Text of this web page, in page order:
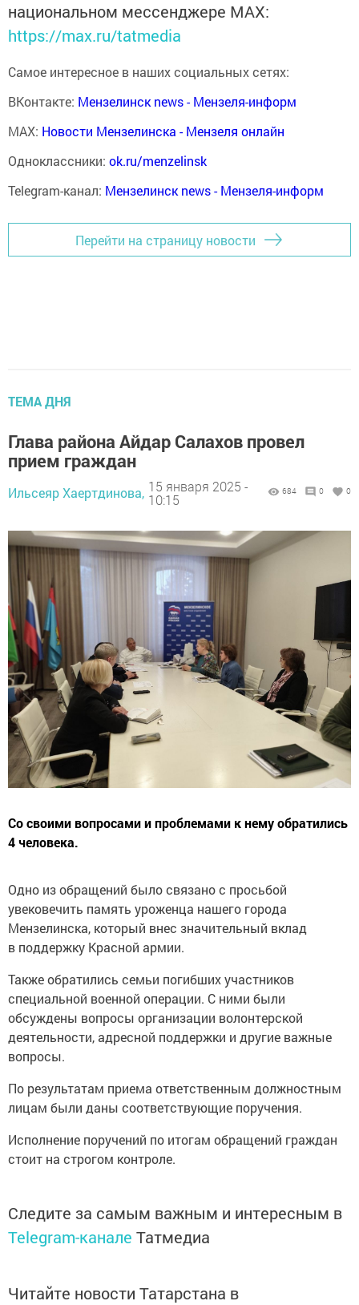
национальном мессенджере MАХ:
https://max.ru/tatmedia
Самое интересное в наших социальных сетях:
ВКонтакте: Мензелинск news - Мензеля-информ
MAX: Новости Мензелинска - Мензеля онлайн
Одноклассники: ok.ru/menzelinsk
Telegram-канал: Мензелинск news - Мензеля-информ
Перейти на страницу новости
ТЕМА ДНЯ
Глава района Айдар Салахов провел
прием граждан
Ильсеяр Хаертдинова, 15 января 2025 -
10:15
684 0 0
Со своими вопросами и проблемами к нему обратились
4 человека.
Одно из обращений было связано с просьбой
увековечить память уроженца нашего города
Мензелинска, который внес значительный вклад
в поддержку Красной армии.
Также обратились семьи погибших участников
специальной военной операции. С ними были
обсуждены вопросы организации волонтерской
деятельности, адресной поддержки и другие важные
вопросы.
По результатам приема ответственным должностным
лицам были даны соответствующие поручения.
Исполнение поручений по итогам обращений граждан
стоит на строгом контроле.
Следите за самым важным и интересным в
Telegram-канале Татмедиа
Читайте новости Татарстана в